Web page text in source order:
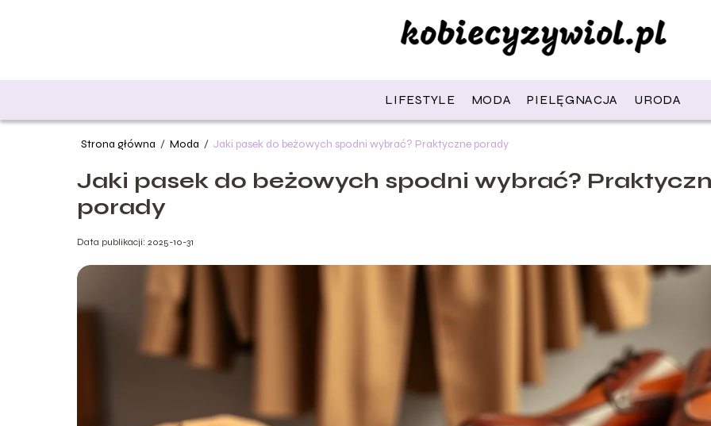
LIFESTYLE MODA PIELĘGNACJA URODA
Strona główna / Moda / Jaki pasek do beżowych spodni wybrać? Praktyczne porady
Jaki pasek do beżowych spodni wybrać?
porady
Data publikacji: 2025-10-31